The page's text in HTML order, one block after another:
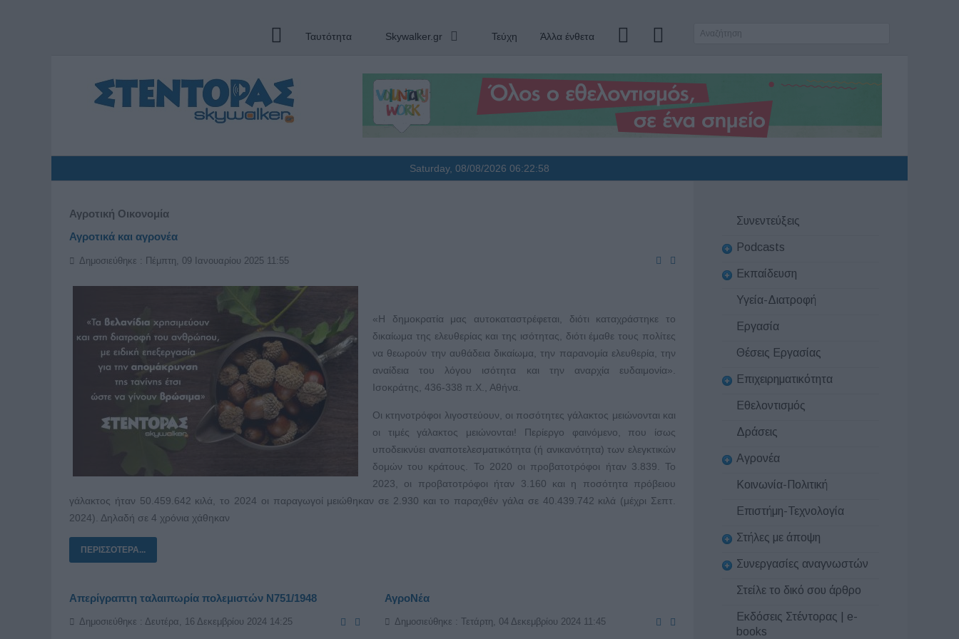
Ταυτότητα Skywalker.gr Τεύχη Άλλα ένθετα
Saturday, 08/08/2026 06:22:59
Αγροτική Οικονομία
Αγροτικά και αγρονέα
Δημοσιεύθηκε : Πέμπτη, 09 Ιανουαρίου 2025 11:55
«Η δημοκρατία μας αυτοκαταστρέφεται, διότι καταχράστηκε το
δικαίωμα της ελευθερίας και της ισότητας, διότι έμαθε τους πολίτες
να θεωρούν την αυθάδεια δικαίωμα, την παρανομία ελευθερία, την
αναίδεια του λόγου ισότητα και την αναρχία ευδαιμονία».
Ισοκράτης, 436-338 π.Χ., Αθήνα.
Οι κτηνοτρόφοι λιγοστεύουν, οι ποσότητες γάλακτος μειώνονται και
οι τιμές γάλακτος μειώνονται! Περίεργο φαινόμενο, που ίσως
υποδεικνύει αναποτελεσματικότητα (ή ανικανότητα) των ελεγκτικών
δομών του κράτους. Το 2020 οι προβατοτρόφοι ήταν 3.839. Το
2023, οι προβατοτρόφοι ήταν 3.160 και η ποσότητα πρόβειου
γάλακτος ήταν 50.459.642 κιλά, το 2024 οι παραγωγοί μειώθηκαν σε 2.930 και το παραχθέν γάλα σε 40.439.742 κιλά (μέχρι Σεπτ.
2024). Δηλαδή σε 4 χρόνια χάθηκαν
ΠΕΡΙΣΣΌΤΕΡΑ...
Απερίγραπτη ταλαιπωρία πολεμιστών Ν751/1948
Δημοσιεύθηκε : Δευτέρα, 16 Δεκεμβρίου 2024 14:25
ΑγροΝέα
Δημοσιεύθηκε : Τετάρτη, 04 Δεκεμβρίου 2024 11:45
Συνεντεύξεις
Podcasts
Εκπαίδευση
Υγεία-Διατροφή
Εργασία
Θέσεις Εργασίας
Επιχειρηματικότητα
Εθελοντισμός
Δράσεις
Αγρονέα
Κοινωνία-Πολιτική
Επιστήμη-Τεχνολογία
Στήλες με άποψη
Συνεργασίες αναγνωστών
Στείλε το δικό σου άρθρο
Εκδόσεις Στέντορας | e-
books